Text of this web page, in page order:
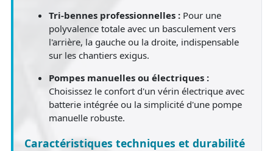
Tri-bennes professionnelles : Pour une
polyvalence totale avec un basculement vers
l'arrière, la gauche ou la droite, indispensable
sur les chantiers exigus.
Pompes manuelles ou électriques :
Choisissez le confort d'un vérin électrique avec
batterie intégrée ou la simplicité d'une pompe
manuelle robuste.
Caractéristiques techniques et durabilité